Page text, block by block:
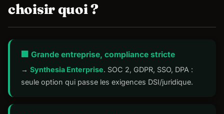
choisir quoi ?
🏢 Grande entreprise, compliance stricte
→ Synthesia Enterprise. SOC 2, GDPR, SSO, DPA :
seule option qui passe les exigences DSI/juridique.